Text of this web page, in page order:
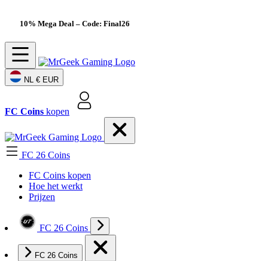
10% Mega Deal – Code: Final26
NL € EUR
FC Coins kopen
FC 26 Coins
FC Coins kopen
Hoe het werkt
Prijzen
FC 26 Coins
FC 26 Coins